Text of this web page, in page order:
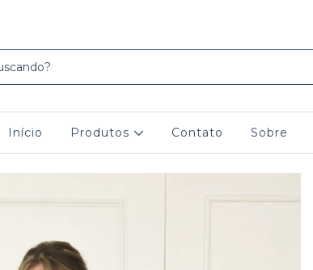
Início Produtos Contato Sobre